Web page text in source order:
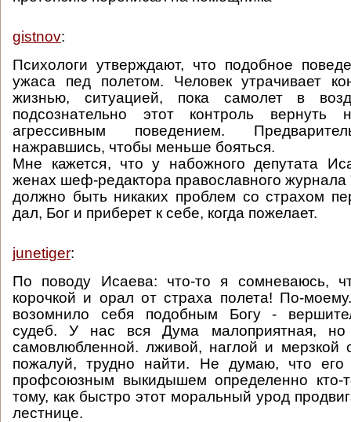
gistnov:
Психологи утверждают, что подобное
ужаса пед полетом. Человек утрачивает
жизнью, ситуацией, пока самолет в
подсознательно этот контроль вернуть
агрессивным поведением.
нажравшись, чтобы меньше бояться.
Мне кажется, что у набожного депутата
женах шеф-редактора православного
должно быть никаких проблем со страхом
дал, Бог и приберет к себе, когда пожелает.
junetiger:
По поводу Исаева: что-то я сомневаюсь,
корочкой и орал от страха полета! По-
возомнило себя подобным Богу -
судеб. У нас вся Дума малоприятная, но
самовлюбленной. лживой, наглой и мерзкой
пожалуй, трудно найти. Не думаю, что его
профсоюзным выкидышем определенно кто-
тому, как быстро этот моральный урод
лестнице.